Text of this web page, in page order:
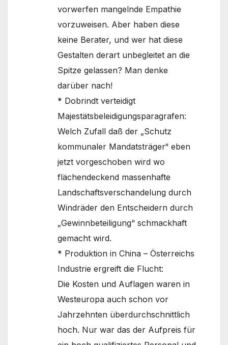
vorwerfen mangelnde Empathie
vorzuweisen. Aber haben diese
keine Berater, und wer hat diese
Gestalten derart unbegleitet an die
Spitze gelassen? Man denke
darüber nach!
* Dobrindt verteidigt
Majestätsbeleidigungsparagrafen:
Welch Zufall daß der „Schutz
kommunaler Mandatsträger“ eben
jetzt vorgeschoben wird wo
flächendeckend massenhafte
Landschaftsverschandelung durch
Windräder den Entscheidern durch
„Gewinnbeteiligung“ schmackhaft
gemacht wird.
* Produktion in China – Österreichs
Industrie ergreift die Flucht:
Die Kosten und Auflagen waren in
Westeuropa auch schon vor
Jahrzehnten überdurchschnittlich
hoch. Nur war das der Aufpreis für